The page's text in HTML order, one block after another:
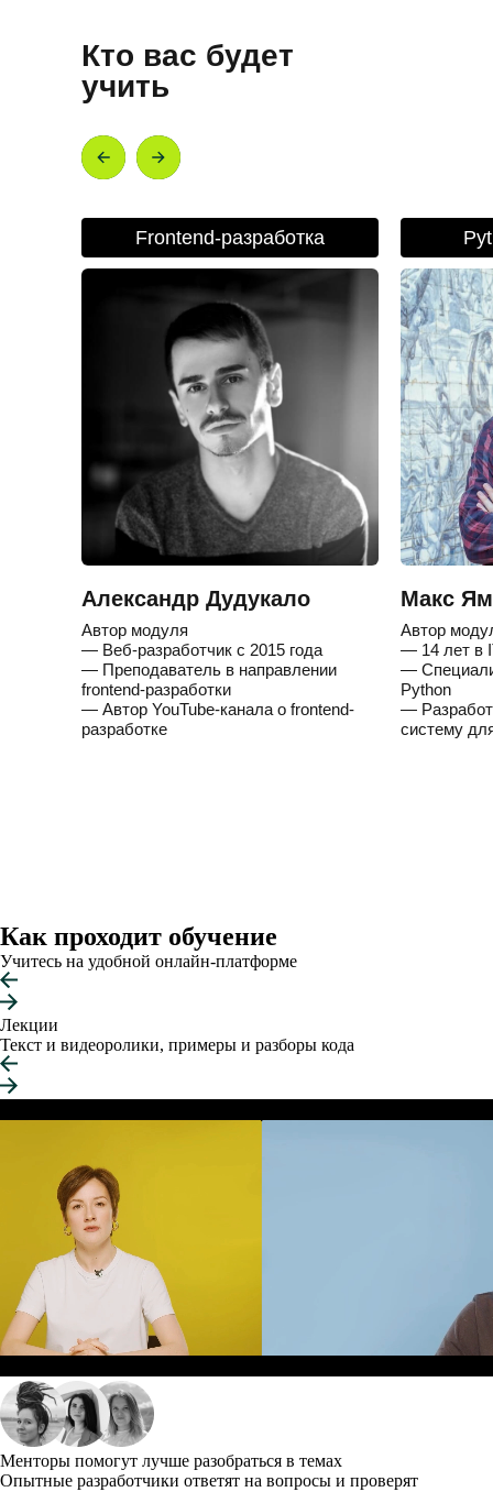
Кто вас будет
учить
Александр Дудукало
Автор модуля
— Веб-разработчик с 2015 года
— Преподаватель в направлении
frontend-разработки
— Автор YouTube-канала о frontend-
разработке
Макс
Автор
— 14 лет в
—
Python
—
систему
Frontend-разработка
Как проходит обучение
Учитесь на удобной онлайн-платформе
Лекции
Текст и видеоролики, примеры и разборы кода
Менторы помогут лучше разобраться в темах
Опытные разработчики ответят на вопросы и проверят